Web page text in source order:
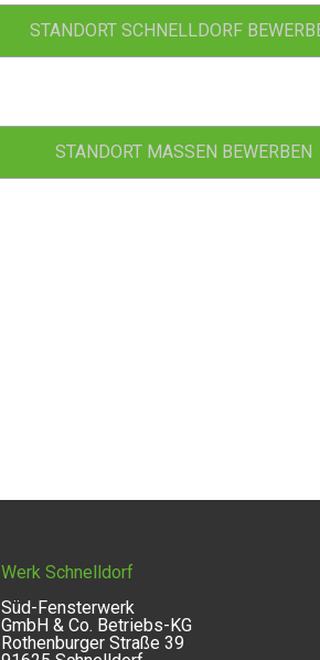
STANDORT SCHNELLDORF
STANDORT MASSEN BEWERBEN
Werk Schnelldorf
Süd-Fensterwerk
GmbH & Co. Betriebs-KG
Rothenburger Straße 39